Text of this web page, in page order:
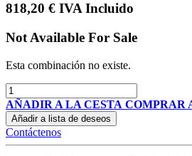
818,20 € IVA Incluido
Not Available For Sale
Esta combinación no existe.
AÑADIR A LA CESTA COMPRAR
Añadir a lista de deseos
Contáctenos